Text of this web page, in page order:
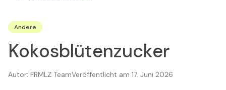
Andere
Kokosblütenzucker
Autor: FRMLZ TeamVeröffentlicht am 17. Juni 2026